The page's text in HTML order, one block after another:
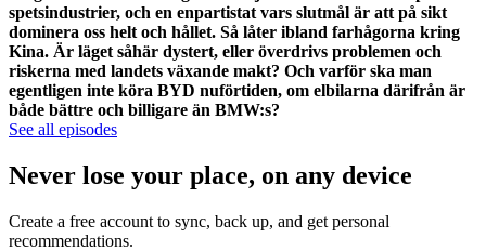
spetsindustrier, och en enpartistat vars slutmål är att på sikt
dominera oss helt och hållet. Så låter ibland farhågorna kring
Kina. Är läget såhär dystert, eller överdrivs problemen och
riskerna med landets växande makt? Och varför ska man
egentligen inte köra BYD nuförtiden, om elbilarna därifrån är
både bättre och billigare än BMW:s?
See all episodes
Never lose your place, on any device
Create a free account to sync, back up, and get personal
recommendations.